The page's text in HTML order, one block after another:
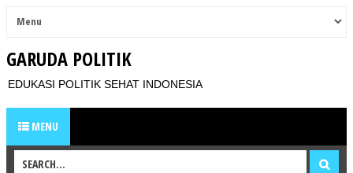
GARUDA POLITIK
EDUKASI POLITIK SEHAT INDONESIA
MENU